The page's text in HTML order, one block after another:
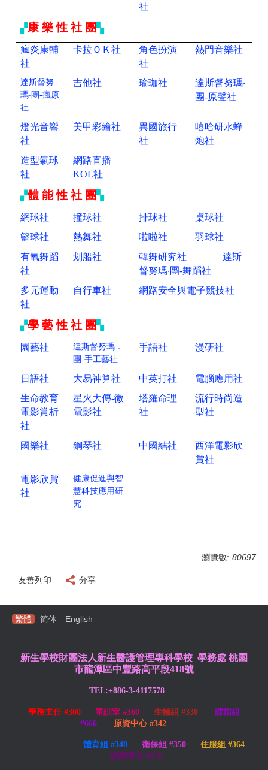
社
▞康 樂 性 社 團▚
瘋炎康輔
社
卡拉ＯＫ社
角色扮演
社
熱門音樂社
達斯督努
瑪‧團-瘋原
社
吉他社 瑜珈社
達斯督努瑪‧
團-原聲社
燈光音響
社
美甲彩繪社
異國旅行
社
嘻哈研水蜂
炮社
造型氣球
社
網路直播
KOL社
▞體 能 性 社 團▚
網球社 撞球社 排球社
桌球社
籃球社
熱舞社 啦啦社
羽球社
有氧舞蹈
社
划船社 韓舞研究社達斯
督努瑪‧團-舞蹈社
多元運動
社
自行車社 網路安全與電子競技社
▞學 藝 性 社 團▚
園藝社
達斯督努瑪．
團-手工藝社
手語社 漫研社
日語社 大易神算社 中英打社
電腦應用社
生命教育
電影賞析
社
星火大傳-微
電影社
塔羅命理
社
流行時尚造
型社
國樂社 鋼琴社 中國結社
西洋電影欣
賞社
電影欣賞
社
健康促進與智
慧科技應用研
究
瀏覽數: 80697
友善列印 分享
繁體 简体 English
新生學校財團法人新生醫護管理專科學校 學務處 桃園
市龍潭區中豐路高平段418號
TEL:+886-3-4117578
學務主任 #300 軍訓室 #360 生輔組 #330
課指組
#666
原資中心 #342
體育組 #340 衛保組 #350
住服組 #364
諮商中心 #370